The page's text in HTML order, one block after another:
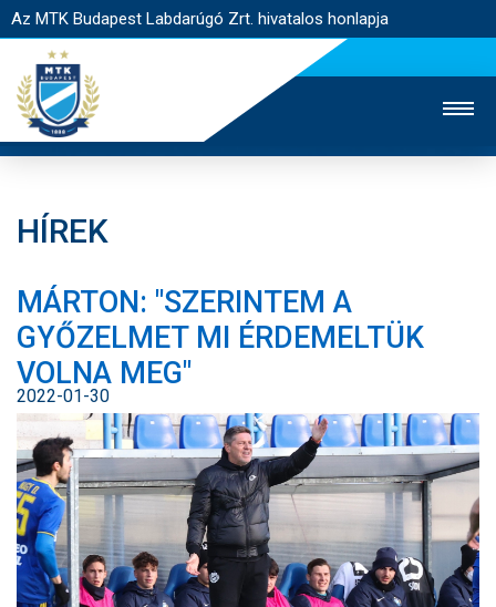
Az MTK Budapest Labdarúgó Zrt. hivatalos honlapja
JEGYÉRTÉKESÍTÉS
WEBSHOP
EGYESÜLET
KAPCSOLAT
NYITÓLAP
HÍREK
CSAPATOK
MÉRKŐZÉSEK
KLUB
HÍREK
MÁRTON: "SZERINTEM A
GYŐZELMET MI ÉRDEMELTÜK
VOLNA MEG"
2022-01-30